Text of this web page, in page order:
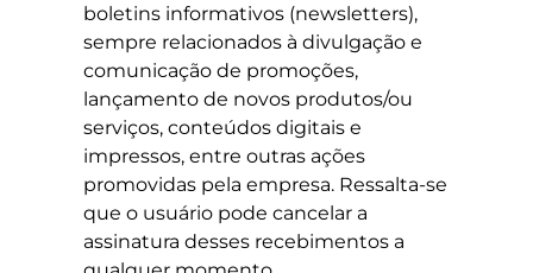
boletins informativos (newsletters),
sempre relacionados à divulgação e
comunicação de promoções,
lançamento de novos produtos/ou
serviços, conteúdos digitais e
impressos, entre outras ações
promovidas pela empresa. Ressalta-se
que o usuário pode cancelar a
assinatura desses recebimentos a